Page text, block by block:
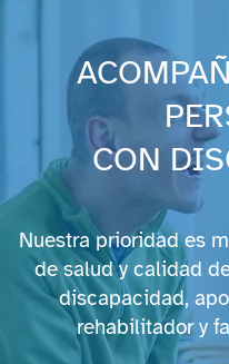
CON
Nuestra prioridad es
de salud y calidad
discapacidad,
rehabilitador y